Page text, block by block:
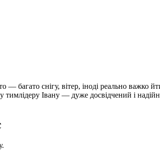
снігу, вітер, іноді реально важко
Івану — дуже досвідчений і